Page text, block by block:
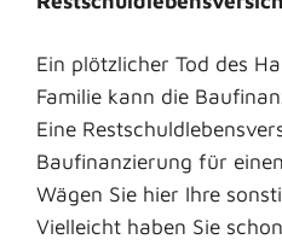
Ein plötzlicher Tod des
Familie kann die
Eine
Baufinanzierung für
Wägen Sie hier Ihre
Vielleicht haben Sie